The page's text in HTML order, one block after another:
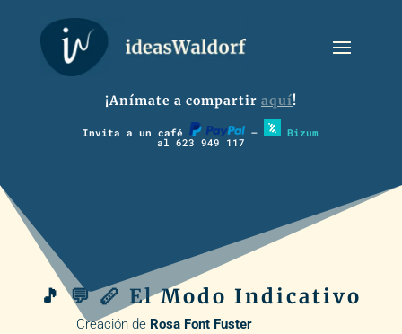
¡Anímate a compartir aquí!
Invita a un café – Bizum
al 623 949 117
🎵 💬 🪈 El Modo Indicativo
Creación de Rosa Font Fuster